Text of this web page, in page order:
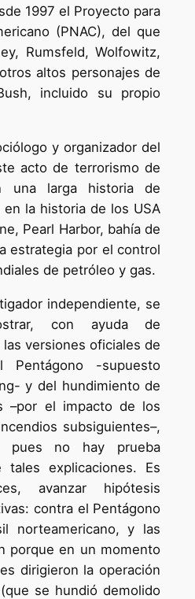
1997 el Proyecto para
(PNAC), del que
Rumsfeld, Wolfowitz,
altos personajes de
incluido su propio
y organizador del
acto de terrorismo de
una larga historia de
la historia de los USA
Pearl Harbor, bahía de
estrategia por el control
de petróleo y gas.
independiente, se
con ayuda de
versiones oficiales de
-supuesto
y del hundimiento de
–por el impacto de los
subsiguientes–,
pues no hay prueba
tales explicaciones. Es
avanzar hipótesis
contra el Pentágono
norteamericano, y las
porque en un momento
dirigieron la operación
se hundió demolido